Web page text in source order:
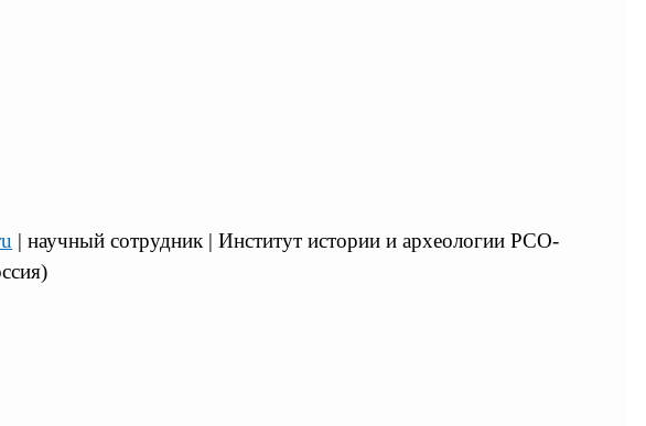
| научный сотрудник | Институт истории и археологии РСО-